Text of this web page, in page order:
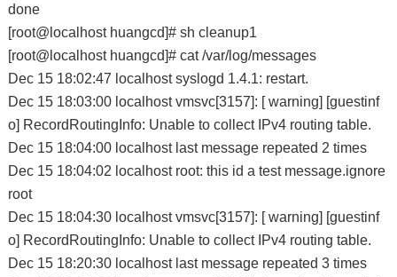
done
[root@localhost huangcd]# sh cleanup1
[root@localhost huangcd]# cat /var/log/messages
Dec 15 18:02:47 localhost syslogd 1.4.1: restart.
Dec 15 18:03:00 localhost vmsvc[3157]: [ warning] [guestinf
o] RecordRoutingInfo: Unable to collect IPv4 routing table.
Dec 15 18:04:00 localhost last message repeated 2 times
Dec 15 18:04:02 localhost root: this id a test message.ignore
root
Dec 15 18:04:30 localhost vmsvc[3157]: [ warning] [guestinf
o] RecordRoutingInfo: Unable to collect IPv4 routing table.
Dec 15 18:20:30 localhost last message repeated 3 times